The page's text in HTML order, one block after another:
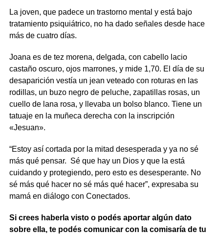
La joven, que padece un trastorno mental y está bajo
tratamiento psiquiátrico, no ha dado señales desde hace
más de cuatro días.
Joana es de tez morena, delgada, con cabello lacio
castaño oscuro, ojos marrones, y mide 1,70. El día de su
desaparición vestía un jean veteado con roturas en las
rodillas, un buzo negro de peluche, zapatillas rosas, un
cuello de lana rosa, y llevaba un bolso blanco. Tiene un
tatuaje en la muñeca derecha con la inscripción
«Jesuan».
“Estoy así cortada por la mitad desesperada y ya no sé
más qué pensar. Sé que hay un Dios y que la está
cuidando y protegiendo, pero esto es desesperante. No
sé más qué hacer no sé más qué hacer”, expresaba su
mamá en diálogo con Conectados.
Si crees haberla visto o podés aportar algún dato
sobre ella, te podés comunicar con la comisaría de tu